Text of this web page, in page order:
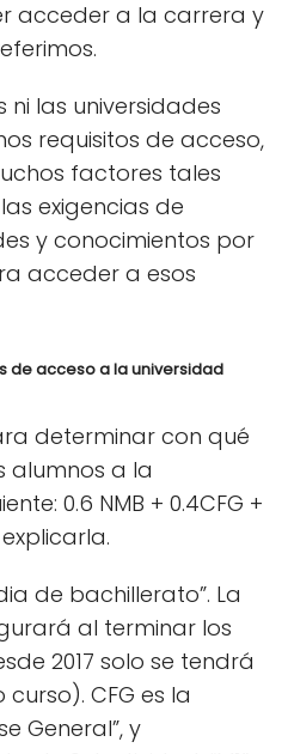
acceder a la carrera y
las universidades
requisitos de acceso,
factores tales
exigencias de
y conocimientos por
acceder a esos
de acceso a la universidad
determinar con qué
alumnos a la
0.6 NMB + 0.4CFG +
de bachillerato”. La
al terminar los
2017 solo se tendrá
CFG es la
General”, y